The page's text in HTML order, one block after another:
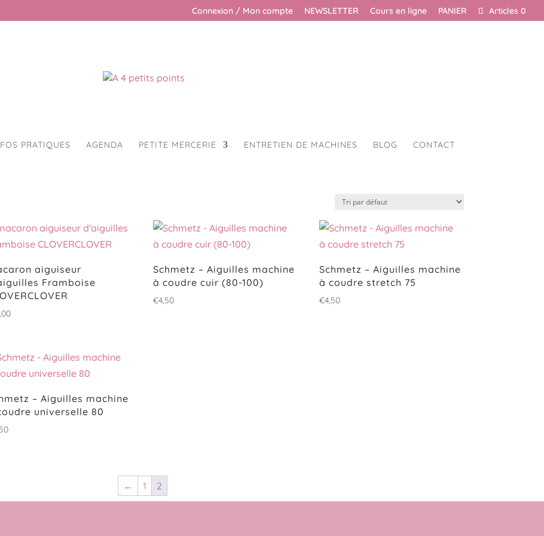
Connexion / Mon compte NEWSLETTER Cours en ligne PANIER Articles 0
PRATIQUES AGENDA PETITE MERCERIE ENTRETIEN DE MACHINES BLOG CONTACT
/Aiguilles machine/ Page 2
aiguiseur
Framboise
Schmetz – Aiguilles machine
à coudre cuir (80-100)
€4,50
Schmetz – Aiguilles machine
à coudre stretch 75
€4,50
– Aiguilles machine
universelle 80
← 1 2